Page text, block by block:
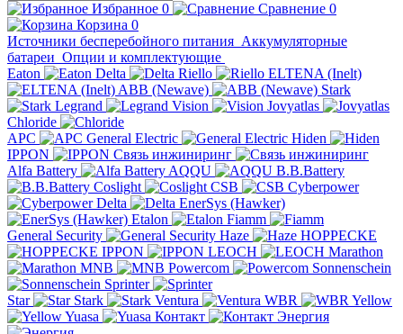
Избранное 0 Сравнение 0
Корзина 0
Источники бесперебойного питания Аккумуляторные
батареи Опции и комплектующие
Eaton
Delta Riello
ELTENA (Inelt)
ABB (Newave)
Stark
Legrand
Vision
Jovyatlas
Chloride
APC
General Electric
Hiden
IPPON
Связь инжиниринг
Alfa Battery
AQQU
B.B.Battery
Coslight
CSB
Cyberpower
Delta
EnerSys (Hawker)
Etalon
Fiamm
General Security
Haze
HOPPECKE
IPPON
LEOCH
Marathon
MNB
Powercom
Sonnenschein
Sprinter
Star
Stark Ventura WBR
Yellow
Yuasa
Контакт Энергия